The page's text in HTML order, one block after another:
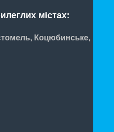
містах:
Коцюбинське,